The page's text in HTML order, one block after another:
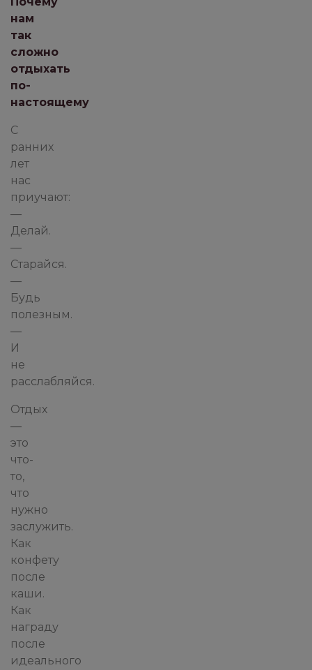
нам
так
сложно
отдыхать
по-
настоящему
С
ранних
лет
нас
приучают:
—
Делай.
—
Старайся.
—
Будь
полезным.
—
И
не
расслабляйся.
Отдых
—
это
что-
то,
что
нужно
заслужить.
Как
конфету
после
каши.
Как
награду
после
идеального